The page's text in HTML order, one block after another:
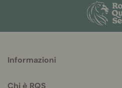
helpful
Informazioni
Chi è RQS